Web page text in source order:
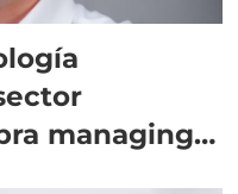
managing